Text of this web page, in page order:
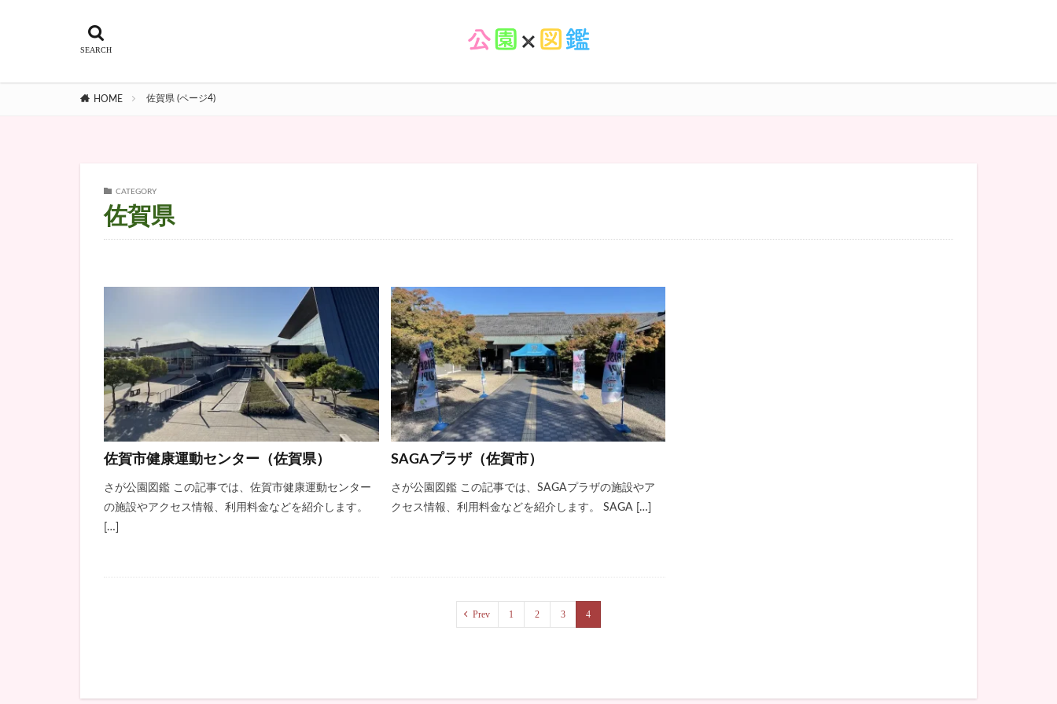
HOME 佐賀県 (ページ4)
CATEGORY
佐賀県
佐賀市健康運動センター（佐賀県）
さが公園図鑑 この記事では、佐賀市健康運動センター
の施設やアクセス情報、利用料金などを紹介します。
[…]
SAGAプラザ（佐賀市）
さが公園図鑑 この記事では、SAGAプラザの施設やア
クセス情報、利用料金などを紹介します。 SAGA […]
Prev 1 2 3 4